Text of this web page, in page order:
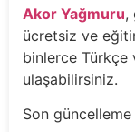
Akor Yağmuru,
ücretsiz ve
binlerce Türkçe
ulaşabilirsiniz.
Son